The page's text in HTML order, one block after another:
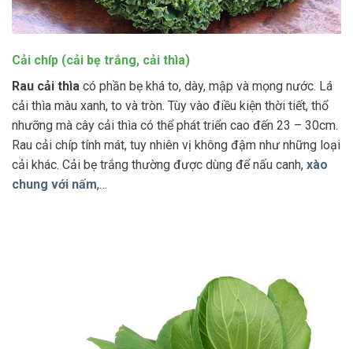
Cải chíp (cải bẹ trắng, cải thìa)
Rau cải thìa có phần bẹ khá to, dày, mập và mọng nước. Lá
cải thìa màu xanh, to và tròn. Tùy vào điều kiện thời tiết, thổ
nhưỡng mà cây cải thìa có thể phát triển cao đến 23 – 30cm.
Rau cải chíp tính mát, tuy nhiên vị không đậm như những loại
cải khác. Cải bẹ trắng thường được dùng để nấu canh, xào
chung với nấm,…